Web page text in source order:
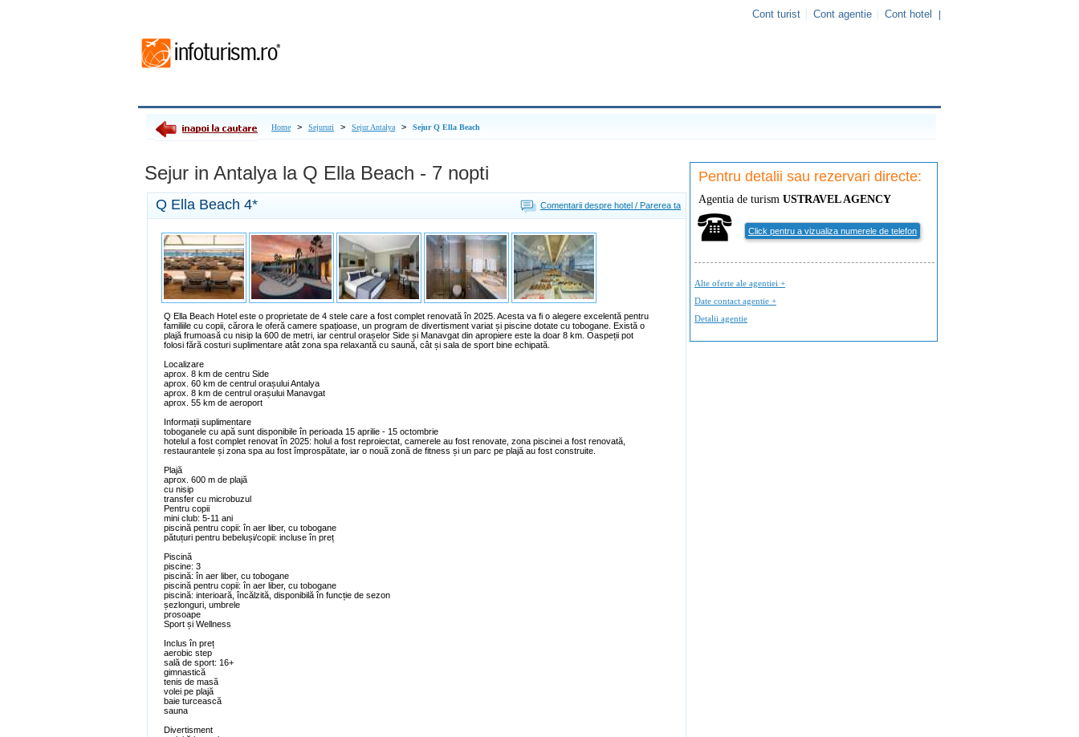
Cont turist Cont agentie Cont hotel
Home > Sejururi > Sejur Antalya > Sejur Q Ella Beach
Pentru detalii sau rezervari directe:
Agentia de turism USTRAVEL AGENCY
Click pentru a vizualiza numerele de telefon
Alte oferte ale agentiei +
Date contact agentie +
Detalii agentie
Sejur in Antalya la Q Ella Beach - 7 nopti
Comentarii despre hotel / Parerea ta
Q Ella Beach 4*
Q Ella Beach Hotel este o proprietate de 4 stele care a fost complet renovată în 2025. Acesta va fi o alegere excelentă pentru
familiile cu copii, cărora le oferă camere spațioase, un program de divertisment variat și piscine dotate cu tobogane. Există o
plajă frumoasă cu nisip la 600 de metri, iar centrul orașelor Side și Manavgat din apropiere este la doar 8 km. Oaspeții pot
folosi fără costuri suplimentare atât zona spa relaxantă cu saună, cât și sala de sport bine echipată.
Localizare
aprox. 8 km de centru Side
aprox. 60 km de centrul orașului Antalya
aprox. 8 km de centrul orașului Manavgat
aprox. 55 km de aeroport
Informații suplimentare
toboganele cu apă sunt disponibile în perioada 15 aprilie - 15 octombrie
hotelul a fost complet renovat în 2025: holul a fost reproiectat, camerele au fost renovate, zona piscinei a fost renovată,
restaurantele și zona spa au fost împrospătate, iar o nouă zonă de fitness și un parc pe plajă au fost construite.
Plajă
aprox. 600 m de plajă
cu nisip
transfer cu microbuzul
Pentru copii
mini club: 5-11 ani
piscină pentru copii: în aer liber, cu tobogane
pătuțuri pentru bebeluși/copii: incluse în preț
Piscină
piscine: 3
piscină: în aer liber, cu tobogane
piscină pentru copii: în aer liber, cu tobogane
piscină: interioară, încălzită, disponibilă în funcție de sezon
șezlonguri, umbrele
prosoape
Sport și Wellness
Inclus în preț
aerobic step
sală de sport: 16+
gimnastică
tenis de masă
volei pe plajă
baie turcească
sauna
Divertisment